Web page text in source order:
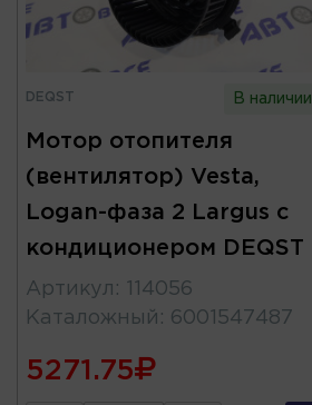
DEQST В наличии
Мотор отопителя
(вентилятор) Vesta,
Logan-фаза 2 Largus с
кондиционером DEQST
Артикул :
114056
Каталожный : 6001547487
5271.75